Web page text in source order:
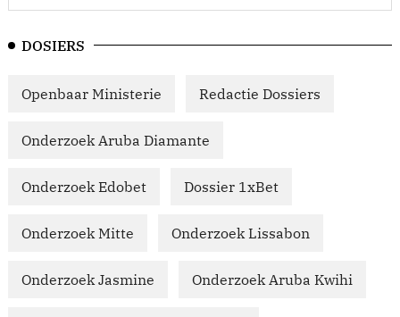
DOSIERS
Openbaar Ministerie Redactie Dossiers
Onderzoek Aruba Diamante
Onderzoek Edobet Dossier 1xBet
Onderzoek Mitte Onderzoek Lissabon
Onderzoek Jasmine Onderzoek Aruba Kwihi